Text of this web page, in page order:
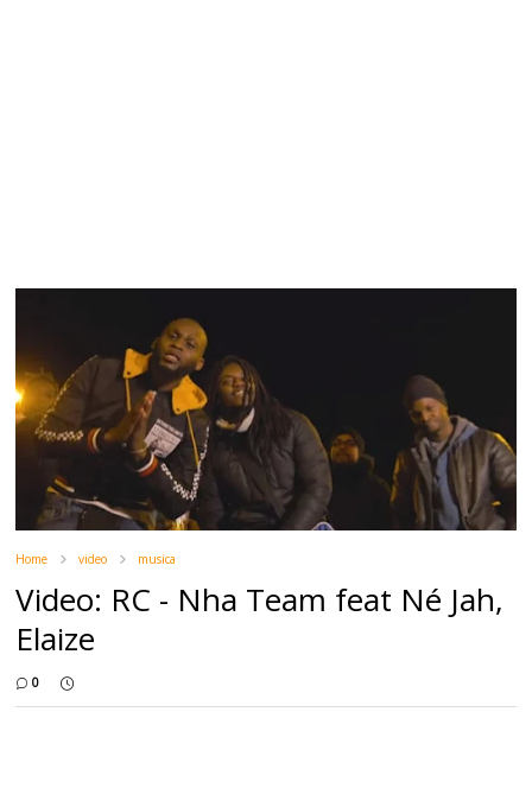
Home video musica
Video: RC - Nha Team feat Né Jah,
Elaize
0